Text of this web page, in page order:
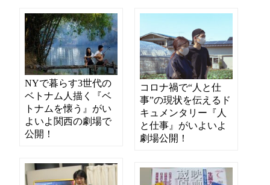
NYで暮らす3世代の
ベトナム人描く『ベ
トナムを懐う』がい
よいよ関西の劇場で
公開！
コロナ禍で“人と仕
事”の現状を伝えるド
キュメンタリー『人
と仕事』がいよいよ
劇場公開！